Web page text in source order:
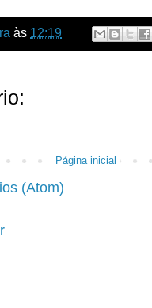
às 12:19
Página inicial
(Atom)